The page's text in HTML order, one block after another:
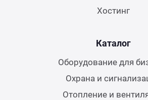
Хостинг
Каталог
Оборудование для
Охрана и
Отопление и